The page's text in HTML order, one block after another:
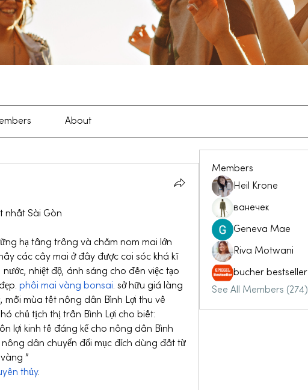
About
nhất Sài Gòn
hạ tầng trồng và chăm nom mai lớn
các cây mai ở đây được coi sóc khá kĩ
nhiệt độ, ánh sáng cho đến việc tạo
phôi mai vàng bonsai. sở hữu giá làng
mùa tết nông dân Bình Lợi thu về
chủ tịch thị trấn Bình Lợi cho biết:
lợi kinh tế đáng kể cho nông dân Bình
dân chuyển đổi mục đích dùng đất từ
”
thủy.
Members
Heil Krone
ванечек
Geneva Mae
Riva Motwani
bucher bestseller
See All Members (274)